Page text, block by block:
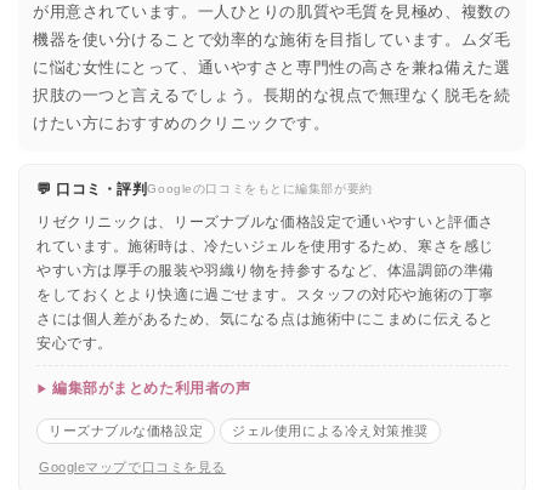
が用意されています。一人ひとりの肌質や毛質を見極め、複数の
機器を使い分けることで効率的な施術を目指しています。ムダ毛
に悩む女性にとって、通いやすさと専門性の高さを兼ね備えた選
択肢の一つと言えるでしょう。長期的な視点で無理なく脱毛を続
けたい方におすすめのクリニックです。
💬 口コミ・評判Googleの口コミをもとに編集部が要約
リゼクリニックは、リーズナブルな価格設定で通いやすいと評価さ
れています。施術時は、冷たいジェルを使用するため、寒さを感じ
やすい方は厚手の服装や羽織り物を持参するなど、体温調節の準備
をしておくとより快適に過ごせます。スタッフの対応や施術の丁寧
さには個人差があるため、気になる点は施術中にこまめに伝えると
安心です。
編集部がまとめた利用者の声
リーズナブルな価格設定 ジェル使用による冷え対策推奨
Googleマップで口コミを見る